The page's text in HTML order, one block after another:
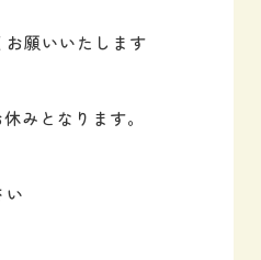
願いいたします️
みとなります。
い